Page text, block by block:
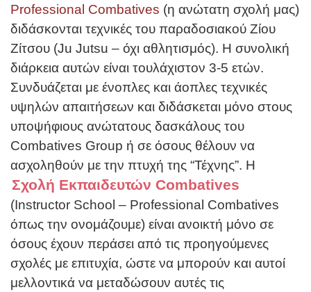
Professional Combatives (η ανώτατη σχολή μας)
διδάσκονται τεχνικές του παραδοσιακού Ζίου
Ζίτσου (Ju Jutsu – όχι αθλητισμός). Η συνολική
διάρκεια αυτών είναι τουλάχιστον 3-5 ετών.
Συνδυάζεται με ένοπλες και άοπλες τεχνικές
υψηλών απαιτήσεων και διδάσκεται μόνο στους
υποψήφιους ανώτατους δασκάλους του
Combatives Group ή σε όσους θέλουν να
ασχοληθούν με την πτυχή της “Τέχνης”. Η
Σχολή Εκπαιδευτών Combatives
(Instructor School – Professional Combatives
όπως την ονομάζουμε) είναι ανοικτή μόνο σε
όσους έχουν περάσει από τις προηγούμενες
σχολές με επιτυχία, ώστε να μπορούν και αυτοί
μελλοντικά να μεταδώσουν αυτές τις